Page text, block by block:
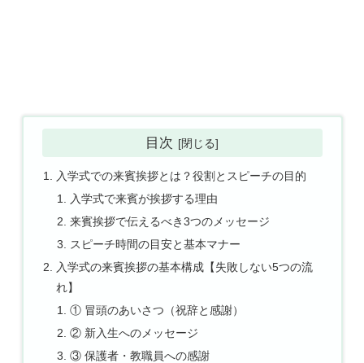
目次
入学式での来賓挨拶とは？役割とスピーチの目的
入学式で来賓が挨拶する理由
来賓挨拶で伝えるべき3つのメッセージ
スピーチ時間の目安と基本マナー
入学式の来賓挨拶の基本構成【失敗しない5つの流
れ】
① 冒頭のあいさつ（祝辞と感謝）
② 新入生へのメッセージ
③ 保護者・教職員への感謝